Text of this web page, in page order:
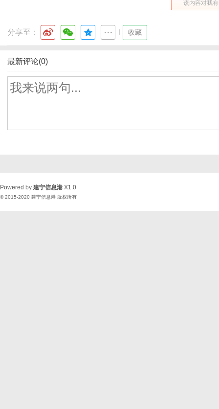
该内容对我
分享至： 收藏
最新评论(0)
Powered by 建宁信息港 X1.0
© 2015-2020 建宁信息港 版权所有